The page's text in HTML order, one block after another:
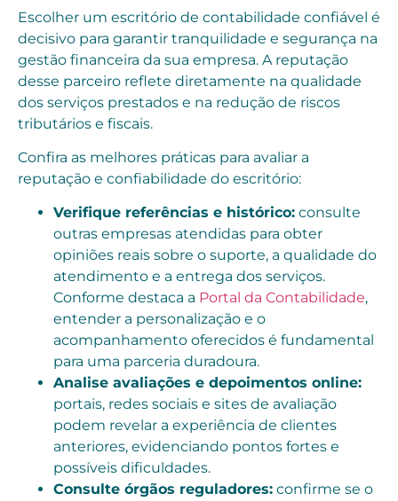
Escolher um escritório de contabilidade confiável é
decisivo para garantir tranquilidade e segurança na
gestão financeira da sua empresa. A reputação
desse parceiro reflete diretamente na qualidade
dos serviços prestados e na redução de riscos
tributários e fiscais.
Confira as melhores práticas para avaliar a
reputação e confiabilidade do escritório:
Verifique referências e histórico: consulte
outras empresas atendidas para obter
opiniões reais sobre o suporte, a qualidade do
atendimento e a entrega dos serviços.
Conforme destaca a Portal da Contabilidade,
entender a personalização e o
acompanhamento oferecidos é fundamental
para uma parceria duradoura.
Analise avaliações e depoimentos online:
portais, redes sociais e sites de avaliação
podem revelar a experiência de clientes
anteriores, evidenciando pontos fortes e
possíveis dificuldades.
Consulte órgãos reguladores: confirme se o